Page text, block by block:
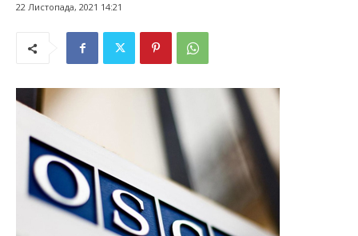
22 Листопада, 2021 14:21